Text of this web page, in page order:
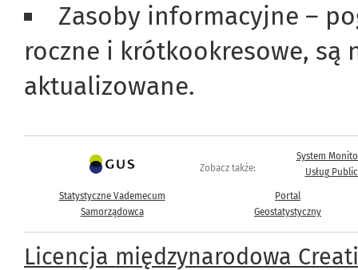
Zasoby informacyjne –
roczne i krótkookresowe, są
aktualizowane.
Zobacz także:
System
Usług
Statystyczne Vademecum
Samorządowca
Portal
Geostatystyczny
Licencja międzynarodowa